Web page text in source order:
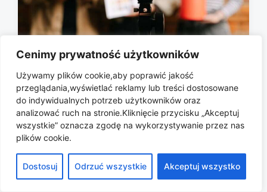
Cenimy prywatność użytkowników
Używamy plików cookie,aby poprawić jakość
przeglądania,wyświetlać reklamy lub treści dostosowane
do indywidualnych potrzeb użytkowników oraz
analizować ruch na stronie.Kliknięcie przycisku „Akceptuj
wszystkie” oznacza zgodę na wykorzystywanie przez nas
plików cookie.
Dostosuj Odrzuć wszystkie Akceptuj wszystko
Micro i nano influencerzy: dlaczego
to im ufamy dziś najbardziej?
P
o
s
t
t
2026-05-31
Copyright © 2026 All rights reserved.